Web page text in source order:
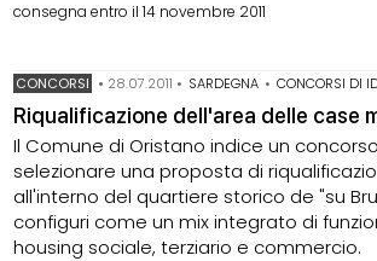
consegna entro il 14 novembre 2011
CONCORSI • 28.07.2011 • SARDEGNA • CONCORSI DI
Riqualificazione dell'area delle case
Il Comune di Oristano indice un
selezionare una proposta di
all'interno del quartiere storico de "su
configuri come un mix integrato di
housing sociale, terziario e commercio.